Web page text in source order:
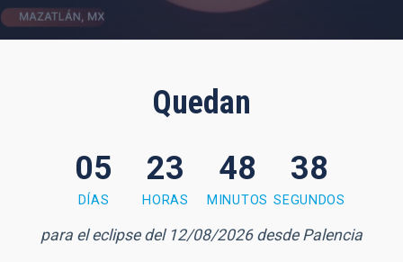
Quedan
37 seconds
05
DÍAS
23
HORAS
48
MINUTOS
37
SEGUNDOS
para el eclipse del 12/08/2026 desde Palencia